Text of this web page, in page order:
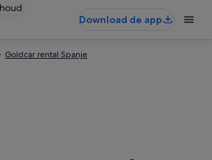
Download de app
Goldcar rental Spanje